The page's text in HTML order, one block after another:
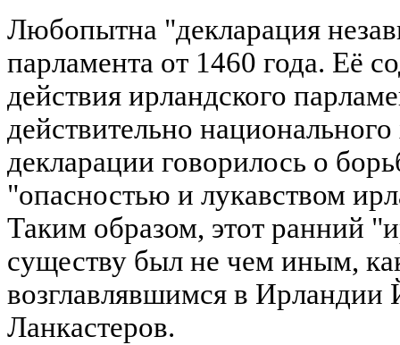
Любопытна "декларация
парламента от 1460 года. Её
действия ирландского
действительно
декларации говорилось о
"опасностью и лукавством
Таким образом, этот ранний
существу был не чем иным,
возглавлявшимся в Ирландии
Ланкастеров.